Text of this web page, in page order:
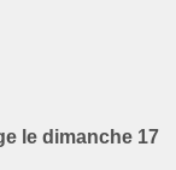
le dimanche 17